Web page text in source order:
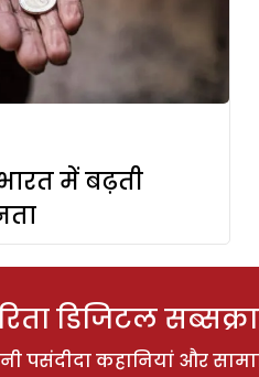
में बढ़ती
डिजिटल
पसंदीदा कहानियां और